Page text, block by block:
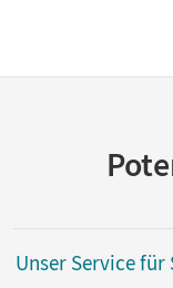
Unser Service für